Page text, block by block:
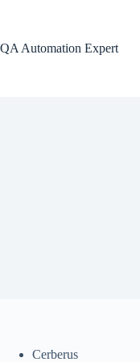
QA Automation Expert
Cerberus